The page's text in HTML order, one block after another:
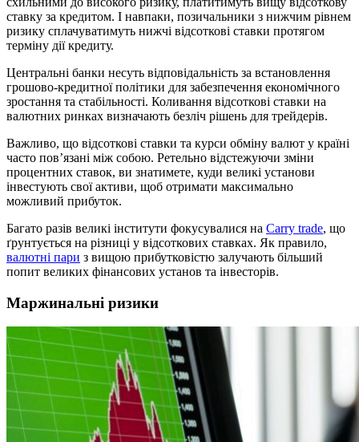
ставку за кредитом. І навпаки, позичальники з нижчим рівнем
ризику сплачуватимуть нижчі відсоткові ставки протягом
терміну дії кредиту.
Центральні банки несуть відповідальність за встановлення
грошово-кредитної політики для забезпечення економічного
зростання та стабільності. Коливання відсоткові ставки на
валютних ринках визначають безліч рішень для трейдерів.
Важливо, що відсоткові ставки та курси обміну валют у країні
часто пов’язані між собою. Ретельно відстежуючи зміни
процентних ставок, ви знатимете, куди великі установи
інвестують свої активи, щоб отримати максимально
можливий прибуток.
Багато разів великі інститути фокусувалися на Carry trade, що
ґрунтується на різниці у відсоткових ставках. Як правило,
валютні пари з вищою прибутковістю залучають більший
попит великих фінансових установ та інвесторів.
Маржинальні ризики